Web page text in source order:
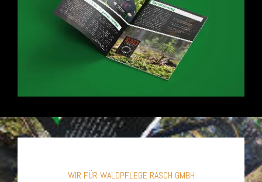
WIR FÜR WALDPFLEGE RASCH GMBH